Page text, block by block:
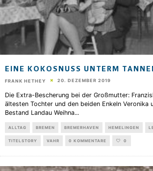
EINE KOKOSNUSS UNTERM
FRANK HETHEY 20. DEZEMBER 2019
Die Extra-Bescherung bei der Großmutter:
ältesten Tochter und den beiden Enkeln Veronika
Bestand Landau Weihna...
ALLTAG BREMEN BREMERHAVEN HEMELINGEN
TITELSTORY VAHR 0 KOMMENTARE 0